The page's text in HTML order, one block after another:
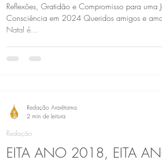
Reflexões, Gratidão e Compromisso para uma
Consciência em 2024 Queridos amigos e
Natal é...
EITA ANO 2018, EITA
Redação
Redação Ararêtama
2 min de leitura